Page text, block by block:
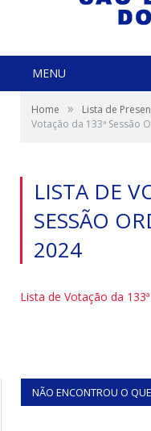
MENU
Home » Lista de
Votação da 133ª Sessão
LISTA DE
SESSÃO
2024
Lista de Votação da
NÃO ENCONTROU O